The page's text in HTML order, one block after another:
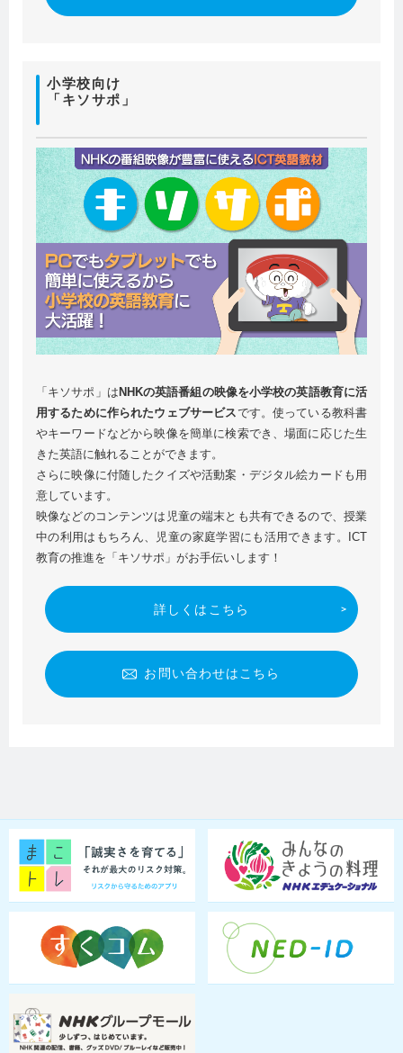
小学校向け
「キソサポ」
「キソサポ」は NHKの英語番組の映像を小学校の英語教育に活
用するために作られたウェブサービスです。使っている教科書
やキーワードなどから映像を簡単に検索でき、場面に応じた生
きた英語に触れることができます。
さらに映像に付随したクイズや活動案・デジタル絵カードも用
意しています。
映像などのコンテンツは児童の端末とも共有できるので、授業
中の利用はもちろん、児童の家庭学習にも活用できます。ICT
教育の推進を「キソサポ」がお手伝いします！
詳しくはこちら
お問い合わせはこちら